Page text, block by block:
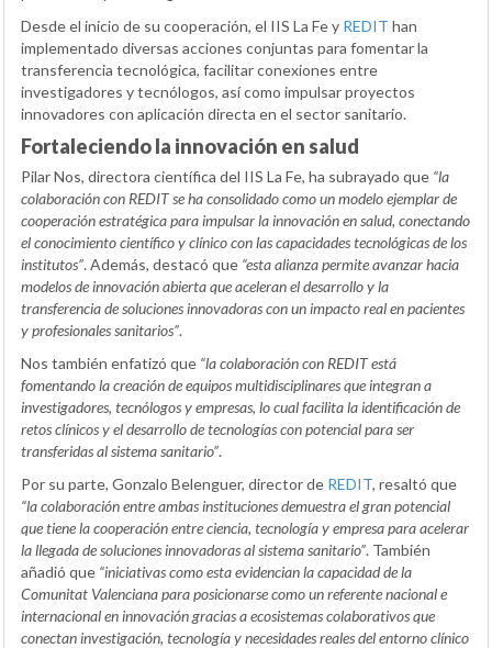
Desde el inicio de su cooperación, el IIS La Fe y REDIT han
implementado diversas acciones conjuntas para fomentar la
transferencia tecnológica, facilitar conexiones entre
investigadores y tecnólogos, así como impulsar proyectos
innovadores con aplicación directa en el sector sanitario.
Fortaleciendo la innovación en salud
Pilar Nos, directora científica del IIS La Fe, ha subrayado que “la
colaboración con REDIT se ha consolidado como un modelo ejemplar de
cooperación estratégica para impulsar la innovación en salud, conectando
el conocimiento científico y clínico con las capacidades tecnológicas de los
institutos”. Además, destacó que “esta alianza permite avanzar hacia
modelos de innovación abierta que aceleran el desarrollo y la
transferencia de soluciones innovadoras con un impacto real en pacientes
y profesionales sanitarios”.
Nos también enfatizó que “la colaboración con REDIT está
fomentando la creación de equipos multidisciplinares que integran a
investigadores, tecnólogos y empresas, lo cual facilita la identificación de
retos clínicos y el desarrollo de tecnologías con potencial para ser
transferidas al sistema sanitario”.
Por su parte, Gonzalo Belenguer, director de REDIT, resaltó que
“la colaboración entre ambas instituciones demuestra el gran potencial
que tiene la cooperación entre ciencia, tecnología y empresa para acelerar
la llegada de soluciones innovadoras al sistema sanitario”. También
añadió que “iniciativas como esta evidencian la capacidad de la
Comunitat Valenciana para posicionarse como un referente nacional e
internacional en innovación gracias a ecosistemas colaborativos que
conectan investigación, tecnología y necesidades reales del entorno clínico